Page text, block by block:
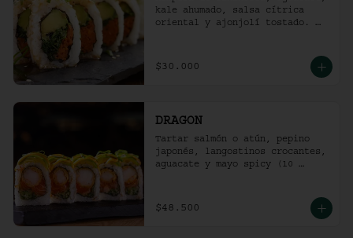
kale ahumado, salsa cítrica
oriental y ajonjolí tostado.
$30.000
DRAGON
Tartar salmón o atún, pepino
japonés, langostinos crocantes,
aguacate y mayo spicy (10
$48.500